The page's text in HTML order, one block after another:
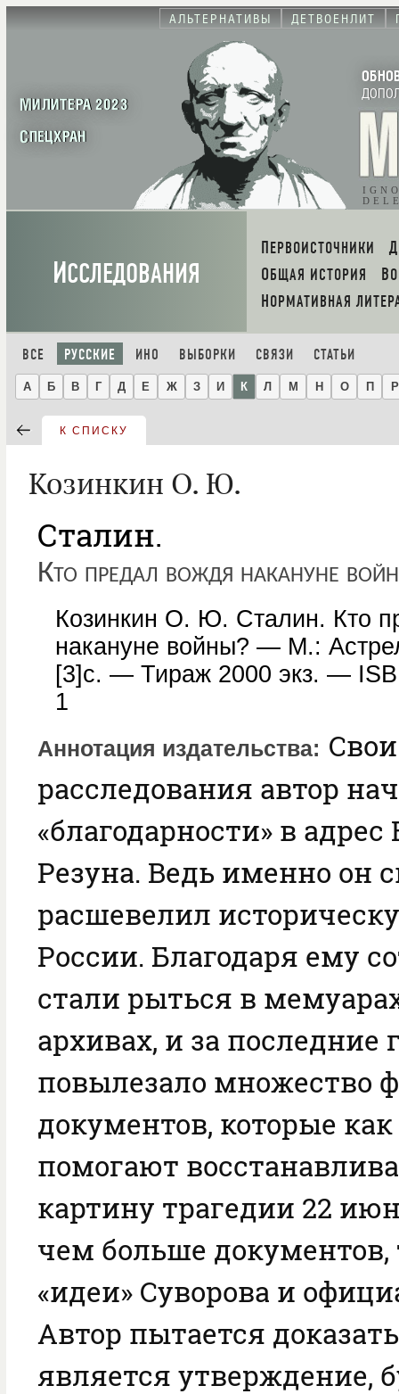
АЛЬТЕРНАТИВЫ ДЕТВОЕНЛИТ
МИЛИТЕРА 2023
СПЕЦХРАН
ИССЛЕДОВАНИЯ
ПЕРВОИСТОЧНИКИ
ОБЩАЯ ИСТОРИЯ
НОРМАТИВНАЯ
ВСЕ РУССКИЕ ИНО ВЫБОРКИ СВЯЗИ СТАТЬИ
А Б В Г Д Е Ж З И К Л М Н О П Р
К СПИСКУ
Козинкин О. Ю.
Сталин.
Кто предал вождя накануне
Козинкин О. Ю. Сталин. Кто
накануне войны? — М.:
[3]с. — Тираж 2000 экз. —
1
Аннотация издательства
Свои
расследования автор
«благодарности» в
Резуна. Ведь именно он
расшевелил
России. Благодаря ему
стали рыться в
архивах, и за последние
повылезало множество
документов, которые как
помогают
картину трагедии 22
чем больше документов,
«идеи» Суворова и
Автор пытается
является утверждение,